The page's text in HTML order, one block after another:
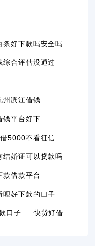
条好下款吗安全吗
综合评估没通过
州滨江借钱
钱平台好下
5000不看征信
结婚证可以贷款吗
款借款平台
呗好下款的口子
口子 快贷好借